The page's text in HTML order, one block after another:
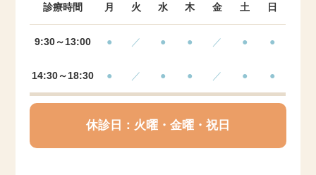
診療時間 月 火 水 木 金 土 日
9:30～13:00 ● ／ ● ● ／ ● ●
14:30～18:30 ● ／ ● ● ／ ● ●
休診日：火曜・金曜・祝日